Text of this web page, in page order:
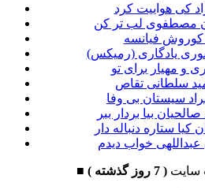
کی هواییت کرد
مصطفوی لب تر کن
کوروش فیانسه
یادگاری (رمیکس)
و مهیار برای تو
سلطانی تقاص
سیستان بی وفا
بیا بردار ببر
کیا ستاره دنباله دار
عبداللهی خواب دیدم
■ سایت( 7 روز گذشته )